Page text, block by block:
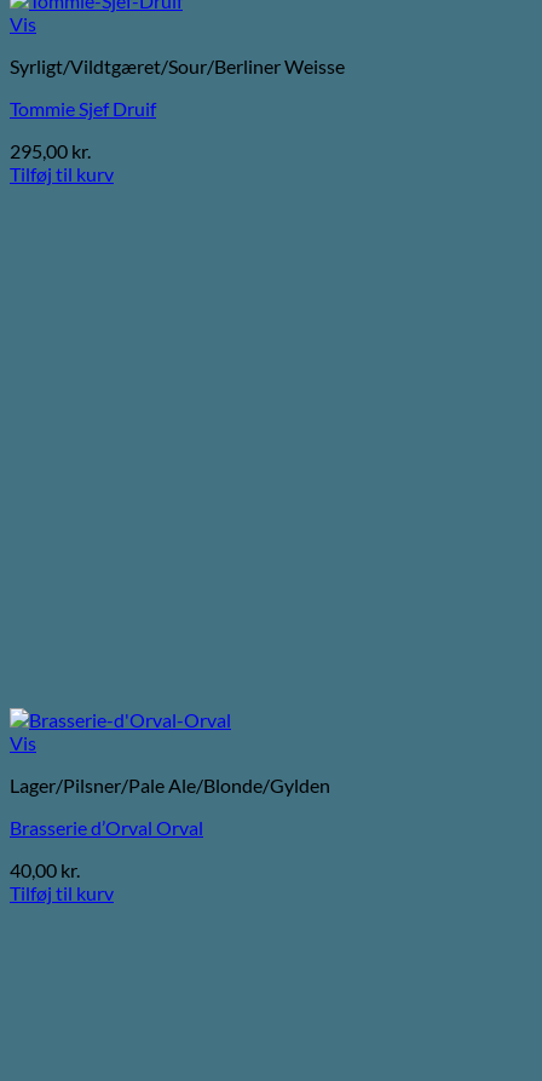
Vis
Syrligt/Vildtgæret/Sour/Berliner Weisse
Tommie Sjef Druif
295,00 kr.
Tilføj til kurv
Vis
Lager/Pilsner/Pale Ale/Blonde/Gylden
Brasserie d’Orval Orval
40,00 kr.
Tilføj til kurv